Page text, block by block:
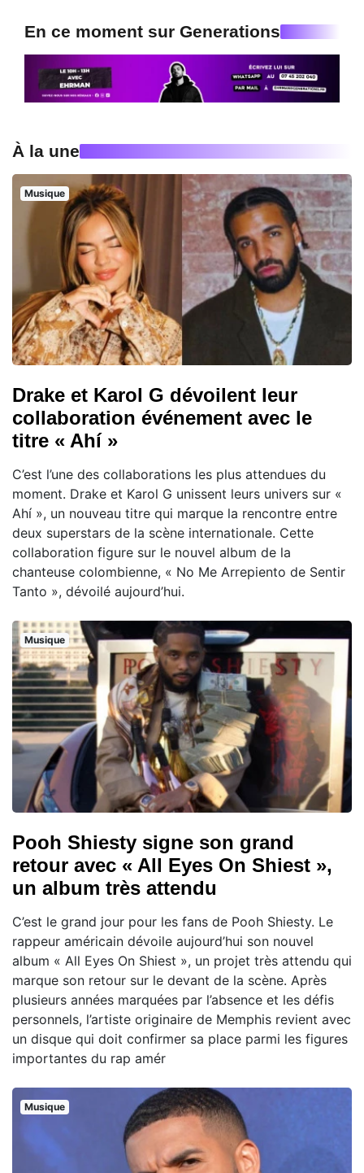
En ce moment sur Generations
À la une
Musique
Drake et Karol G dévoilent leur
collaboration événement avec le
titre « Ahí »
C’est l’une des collaborations les plus attendues du
moment. Drake et Karol G unissent leurs univers sur «
Ahí », un nouveau titre qui marque la rencontre entre
deux superstars de la scène internationale. Cette
collaboration figure sur le nouvel album de la
chanteuse colombienne, « No Me Arrepiento de Sentir
Tanto », dévoilé aujourd’hui.
Musique
Pooh Shiesty signe son grand
retour avec « All Eyes On Shiest »,
un album très attendu
C’est le grand jour pour les fans de Pooh Shiesty. Le
rappeur américain dévoile aujourd’hui son nouvel
album « All Eyes On Shiest », un projet très attendu qui
marque son retour sur le devant de la scène. Après
plusieurs années marquées par l’absence et les défis
personnels, l’artiste originaire de Memphis revient avec
un disque qui doit confirmer sa place parmi les figures
importantes du rap amér
Musique